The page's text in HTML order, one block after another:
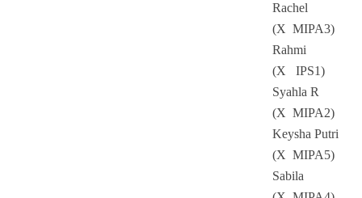
Rachel
(X MIPA3)
Rahmi
(X IPS1)
Syahla R
(X MIPA2)
Keysha Putri
(X MIPA5)
Sabila